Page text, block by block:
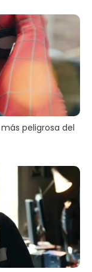
peligrosa del